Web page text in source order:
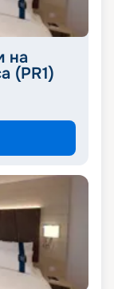
на
(PR1)